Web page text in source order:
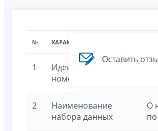
№ ХАРАКТЕРИСТИКА
1
Идентификационный
номер
2
Наименование
набора данных
О
Оставить